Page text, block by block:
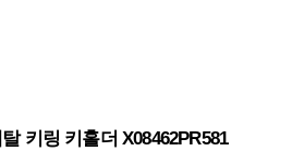
키링 키홀더 X08462PR581